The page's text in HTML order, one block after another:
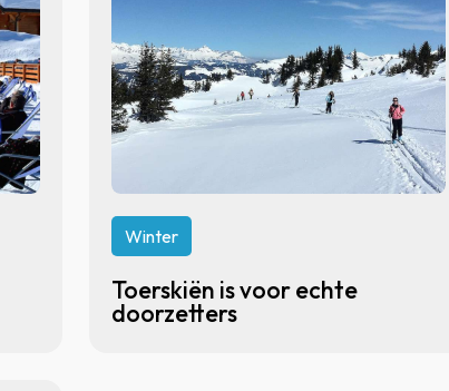
Winter
Toerskiën is voor echte
doorzetters